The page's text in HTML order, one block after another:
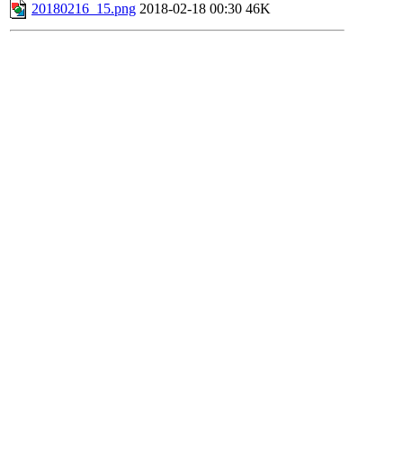
20180216_15.png 2018-02-18 00:30 46K